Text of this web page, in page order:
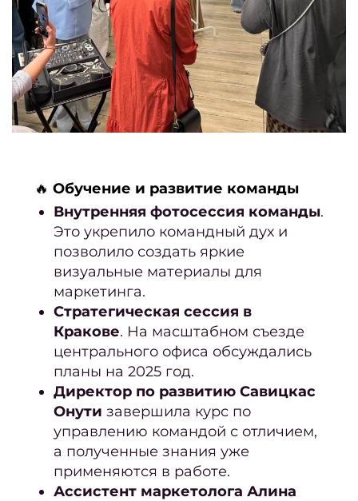
Как
🔥 Обучение и развитие команды
Внутренняя фотосессия команды.
Это укрепило командный дух и
позволило создать яркие
визуальные материалы для
маркетинга.
Стратегическая сессия в
Кракове. На масштабном съезде
центрального офиса обсуждались
планы на 2025 год.
Директор по развитию Савицкас
Онути завершила курс по
управлению командой с отличием,
а полученные знания уже
применяются в работе.
Ассистент маркетолога Алина